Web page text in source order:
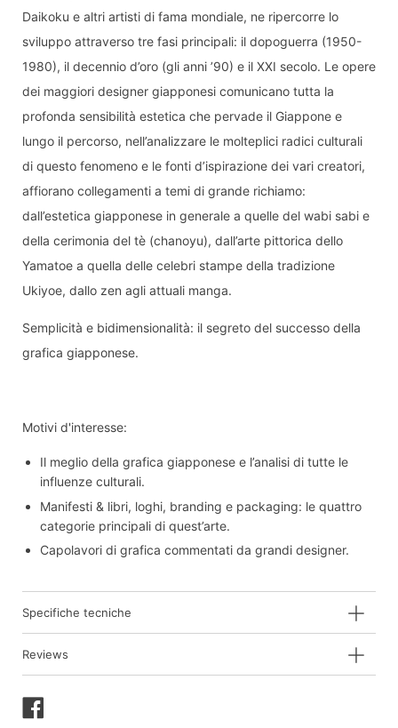
Daikoku e altri artisti di fama mondiale, ne ripercorre lo
sviluppo attraverso tre fasi principali: il dopoguerra (1950-
1980), il decennio d’oro (gli anni ’90) e il XXI secolo. Le opere
dei maggiori designer giapponesi comunicano tutta la
profonda sensibilità estetica che pervade il Giappone e
lungo il percorso, nell’analizzare le molteplici radici culturali
di questo fenomeno e le fonti d’ispirazione dei vari creatori,
affiorano collegamenti a temi di grande richiamo:
dall’estetica giapponese in generale a quelle del wabi sabi e
della cerimonia del tè (chanoyu), dall’arte pittorica dello
Yamatoe a quella delle celebri stampe della tradizione
Ukiyoe, dallo zen agli attuali manga.
Semplicità e bidimensionalità: il segreto del successo della
grafica giapponese.
Motivi d'interesse:
Il meglio della grafica giapponese e l’analisi di tutte le
influenze culturali.
Manifesti & libri, loghi, branding e packaging: le quattro
categorie principali di quest’arte.
Capolavori di grafica commentati da grandi designer.
Specifiche tecniche
Reviews
Condividi